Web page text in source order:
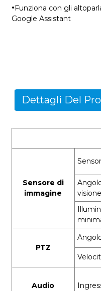
·Funziona con gli
Google Assistant
Dettagli Del
Sensore di
immagine
visione
PTZ
Audio